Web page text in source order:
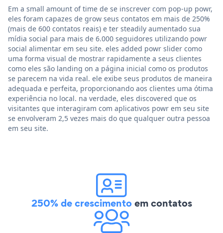
Em a small amount of time de se inscrever com pop-up powr,
eles foram capazes de grow seus contatos em mais de 250%
(mais de 600 contatos reais) e ter steadily aumentado sua
mídia social para mais de 6.000 seguidores utilizando powr
social alimentar em seu site. eles added powr slider como
uma forma visual de mostrar rapidamente a seus clientes
como eles são landing on a página inicial como os produtos
se parecem na vida real. ele exibe seus produtos de maneira
adequada e perfeita, proporcionando aos clientes uma ótima
experiência no local. na verdade, eles discovered que os
visitantes que interagiram com aplicativos powr em seu site
se envolveram 2,5 vezes mais do que qualquer outra pessoa
em seu site.
250% de crescimentoem contatos